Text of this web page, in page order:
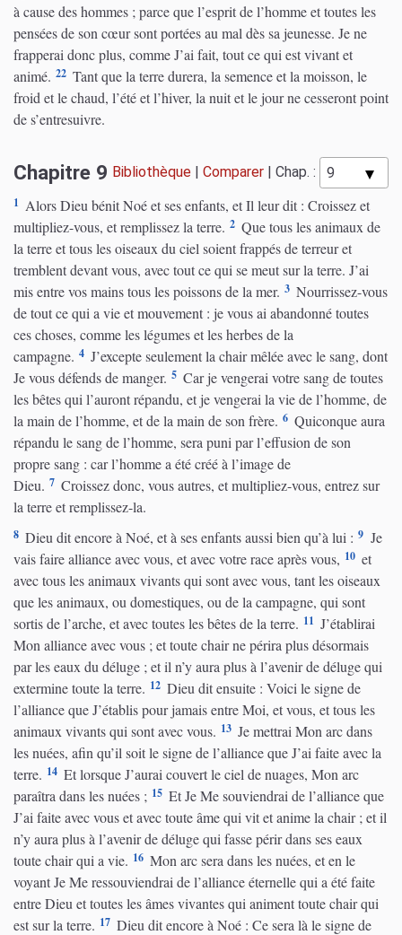
à cause des hommes ; parce que l’esprit de l’homme et toutes les
pensées de son cœur sont portées au mal dès sa jeunesse. Je ne
frapperai donc plus, comme J’ai fait, tout ce qui est vivant et
animé. 22 Tant que la terre durera, la semence et la moisson, le
froid et le chaud, l’été et l’hiver, la nuit et le jour ne cesseront point
de s’entresuivre.
Chapitre 9 Bibliothèque Comparer Chap. :
1 Alors Dieu bénit Noé et ses enfants, et Il leur dit : Croissez et
multipliez-vous, et remplissez la terre. 2 Que tous les animaux de
la terre et tous les oiseaux du ciel soient frappés de terreur et
tremblent devant vous, avec tout ce qui se meut sur la terre. J’ai
mis entre vos mains tous les poissons de la mer. 3 Nourrissez-vous
de tout ce qui a vie et mouvement : je vous ai abandonné toutes
ces choses, comme les légumes et les herbes de la
campagne. 4 J’excepte seulement la chair mêlée avec le sang, dont
Je vous défends de manger. 5 Car je vengerai votre sang de toutes
les bêtes qui l’auront répandu, et je vengerai la vie de l’homme, de
la main de l’homme, et de la main de son frère. 6 Quiconque aura
répandu le sang de l’homme, sera puni par l’effusion de son
propre sang : car l’homme a été créé à l’image de
Dieu. 7 Croissez donc, vous autres, et multipliez-vous, entrez sur
la terre et remplissez-la.
8 Dieu dit encore à Noé, et à ses enfants aussi bien qu’à lui : 9 Je
vais faire alliance avec vous, et avec votre race après vous, 10 et
avec tous les animaux vivants qui sont avec vous, tant les oiseaux
que les animaux, ou domestiques, ou de la campagne, qui sont
sortis de l’arche, et avec toutes les bêtes de la terre. 11 J’établirai
Mon alliance avec vous ; et toute chair ne périra plus désormais
par les eaux du déluge ; et il n’y aura plus à l’avenir de déluge qui
extermine toute la terre. 12 Dieu dit ensuite : Voici le signe de
l’alliance que J’établis pour jamais entre Moi, et vous, et tous les
animaux vivants qui sont avec vous. 13 Je mettrai Mon arc dans
les nuées, afin qu’il soit le signe de l’alliance que J’ai faite avec la
terre. 14 Et lorsque J’aurai couvert le ciel de nuages, Mon arc
paraîtra dans les nuées ; 15 Et Je Me souviendrai de l’alliance que
J’ai faite avec vous et avec toute âme qui vit et anime la chair ; et il
n’y aura plus à l’avenir de déluge qui fasse périr dans ses eaux
toute chair qui a vie. 16 Mon arc sera dans les nuées, et en le
voyant Je Me ressouviendrai de l’alliance éternelle qui a été faite
entre Dieu et toutes les âmes vivantes qui animent toute chair qui
est sur la terre. 17 Dieu dit encore à Noé : Ce sera là le signe de